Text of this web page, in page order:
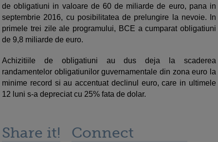
de obligatiuni in valoare de 60 de miliarde de euro, pana in
septembrie 2016, cu posibilitatea de prelungire la nevoie. In
primele trei zile ale programului, BCE a cumparat obligatiuni
de 9,8 miliarde de euro.
Achizitiile de obligatiuni au dus deja la scaderea
randamentelor obligatiunilor guvernamentale din zona euro la
minime record si au accentuat declinul euro, care in ultimele
12 luni s-a depreciat cu 25% fata de dolar.
Share it! Connect